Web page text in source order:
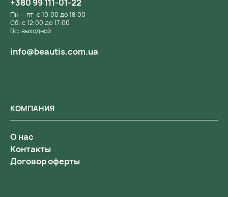
КОМПАНИЯ
О нас
Контакты
Договор оферты
+380 99 111-01-22
Пн — пт: с 10:00 до 18:00
Сб: с 12:00 до 17:00
Вс: выходной
info@beautis.com.ua